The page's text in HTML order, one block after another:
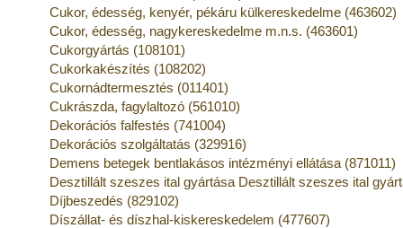
Cukor, édesség, kenyér, pékáru külkereskedelme (463602)
Cukor, édesség, nagykereskedelme m.n.s. (463601)
Cukorgyártás (108101)
Cukorkakészítés (108202)
Cukornádtermesztés (011401)
Cukrászda, fagylaltozó (561010)
Dekorációs falfestés (741004)
Dekorációs szolgáltatás (329916)
Demens betegek bentlakásos intézményi ellátása (871011)
Desztillált szeszes ital gyártása Desztillált szeszes ital
Díjbeszedés (829102)
Díszállat- és díszhal-kiskereskedelem (477607)